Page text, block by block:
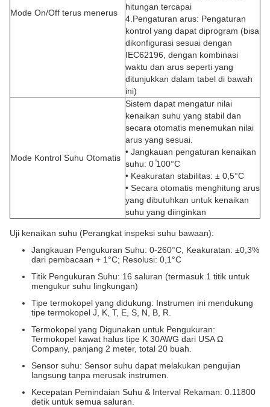
Mode On/Off terus menerus
hitungan tercapai
4.Pengaturan arus: Pengaturan
kontrol yang dapat diprogram (bisa
dikonfigurasi sesuai dengan
IEC62196, dengan kombinasi
waktu dan arus seperti yang
ditunjukkan dalam tabel di bawah
ini)
Mode Kontrol Suhu Otomatis
Sistem dapat mengatur nilai
kenaikan suhu yang stabil dan
secara otomatis menemukan nilai
arus yang sesuai.
• Jangkauan pengaturan kenaikan
suhu: 0 ̊100°C
• Keakuratan stabilitas: ± 0,5°C
• Secara otomatis menghitung arus
yang dibutuhkan untuk kenaikan
suhu yang diinginkan
Uji kenaikan suhu (Perangkat inspeksi suhu bawaan):
Jangkauan Pengukuran Suhu: 0-260°C, Keakuratan: ±0,3%
dari pembacaan + 1°C; Resolusi: 0,1°C
Titik Pengukuran Suhu: 16 saluran (termasuk 1 titik untuk
mengukur suhu lingkungan)
Tipe termokopel yang didukung: Instrumen ini mendukung
tipe termokopel J, K, T, E, S, N, B, R.
Termokopel yang Digunakan untuk Pengukuran:
Termokopel kawat halus tipe K 30AWG dari USA Ω
Company, panjang 2 meter, total 20 buah.
Sensor suhu: Sensor suhu dapat melakukan pengujian
langsung tanpa merusak instrumen.
Kecepatan Pemindaian Suhu & Interval Rekaman: 0.11800
detik untuk semua saluran.